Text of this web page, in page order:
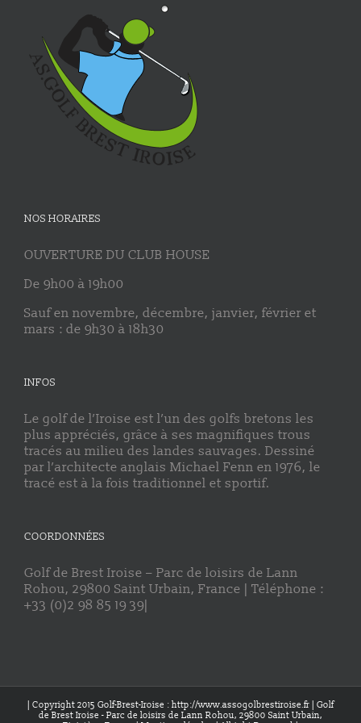
NOS HORAIRES
OUVERTURE DU CLUB HOUSE
De 9h00 à 19h00
Sauf en novembre, décembre, janvier, février et
mars : de 9h30 à 18h30
INFOS
Le golf de l’Iroise est l’un des golfs bretons les
plus appréciés, grâce à ses magnifiques trous
tracés au milieu des landes sauvages. Dessiné
par l’architecte anglais Michael Fenn en 1976, le
tracé est à la fois traditionnel et sportif.
COORDONNÉES
Golf de Brest Iroise – Parc de loisirs de Lann
Rohou, 29800 Saint Urbain, France | Téléphone :
+33 (0)2 98 85 19 39|
| Copyright 2015 Golf-Brest-Iroise : http://www.assogolbrestiroise.fr | Golf
de Brest Iroise - Parc de loisirs de Lann Rohou, 29800 Saint Urbain,